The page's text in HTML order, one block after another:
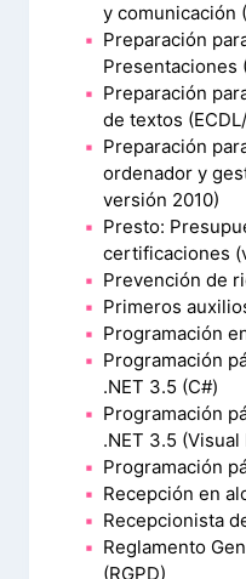
y comunicación
Preparación
Presentaciones
Preparación
de textos
Preparación
ordenador y
versión 2010)
Presto:
certificaciones
Prevención de
Primeros
Programación
Programación
.NET 3.5 (C#)
Programación
.NET 3.5 (Visual
Programación
Recepción en
Recepcionista
Reglamento
(RGPD)